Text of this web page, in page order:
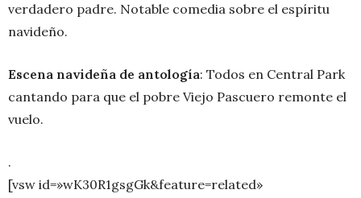
verdadero padre. Notable comedia sobre el espíritu
navideño.
Escena navideña de antología: Todos en Central Park
cantando para que el pobre Viejo Pascuero remonte el
vuelo.
.
[vsw id=»wK30R1gsgGk&feature=related»